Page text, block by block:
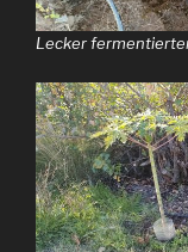
Lecker